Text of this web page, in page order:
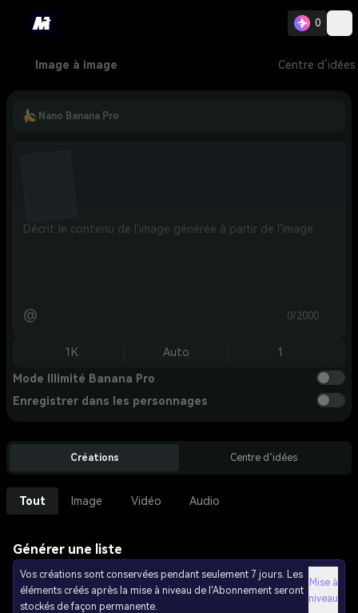
0
Image à image Centre d’idées
Nano Banana Pro
@ 0/2000
1K Auto 1
Mode Illimité Banana Pro
Enregistrer dans les personnages
Créations Centre d’idées
Tout Image Vidéo Audio
Générer une liste
Vos créations sont conservées pendant seulement 7 jours. Les
éléments créés après la mise à niveau de l'Abonnement seront
stockés de façon permanente.
Mise à
niveau